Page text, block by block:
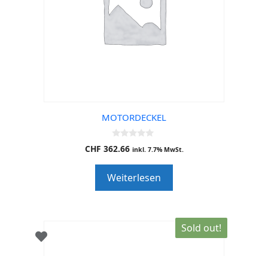
MOTORDECKEL
0
o
o
f
5
CHF 362.66 inkl. 7.7% MwSt.
Weiterlesen
Sold out!